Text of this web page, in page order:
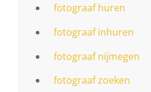
fotograaf huren
fotograaf inhuren
fotograaf nijmegen
fotograaf zoeken